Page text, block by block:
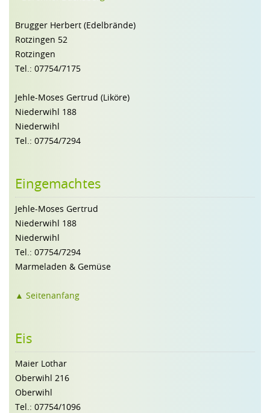
Brugger Herbert (Edelbrände)
Rotzingen 52
Rotzingen
Tel.: 07754/7175
Jehle-Moses Gertrud (Liköre)
Niederwihl 188
Niederwihl
Tel.: 07754/7294
Eingemachtes
Jehle-Moses Gertrud
Niederwihl 188
Niederwihl
Tel.: 07754/7294
Marmeladen & Gemüse
▲ Seitenanfang
Eis
Maier Lothar
Oberwihl 216
Oberwihl
Tel.: 07754/1096